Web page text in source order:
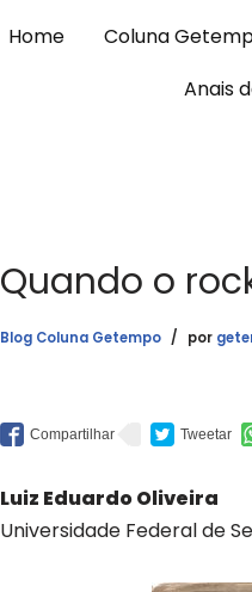
Home Coluna
Anais
Quando o
Blog Coluna Getempo por
Luiz Eduardo Oliveira
Universidade Federal de